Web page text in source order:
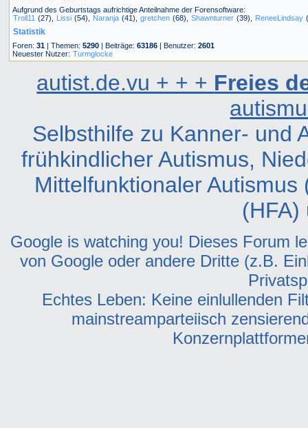
Aufgrund des Geburtstags aufrichtige Anteilnahme der Forensoftware:
Troll11 (27), Lissi (54), Naranja (41), gretchen (68), Shawnturner (39), ReneeLindsay
Statistik
Foren: 31| Themen: 5290| Beiträge: 63186| Benutzer: 2601
Neuester Nutzer: Turmglocke
autist.de.vu + + + Freies
Selbsthilfe zu Kanner- und
frühkindlicher Autismus,
Mittelfunktionaler
(HFA)
Google is watching you! Dieses Forum
von Google oder andere Dritte (z.B.
Echtes Leben: Keine einlullenden
mainstreamparteiisch